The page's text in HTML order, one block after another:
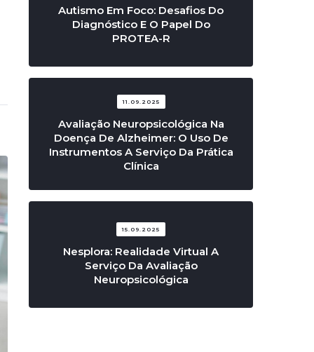
Autismo Em Foco: Desafios Do
Diagnóstico E O Papel Do
PROTEA-R
11.09.2025
Avaliação Neuropsicológica Na
Doença De Alzheimer: O Uso De
Instrumentos A Serviço Da Prática
Clínica
15.09.2025
Nesplora: Realidade Virtual A
Serviço Da Avaliação
Neuropsicológica